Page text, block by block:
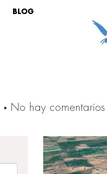
BLOG
· No hay comentarios